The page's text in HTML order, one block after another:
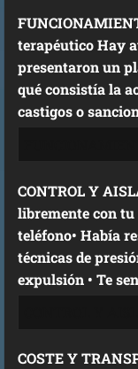
terapéutico Hay
presentaron un
qué consistía la
castigos o
CONTROL Y
libremente con
teléfono• Había
técnicas de
expulsión • Te
COSTE Y